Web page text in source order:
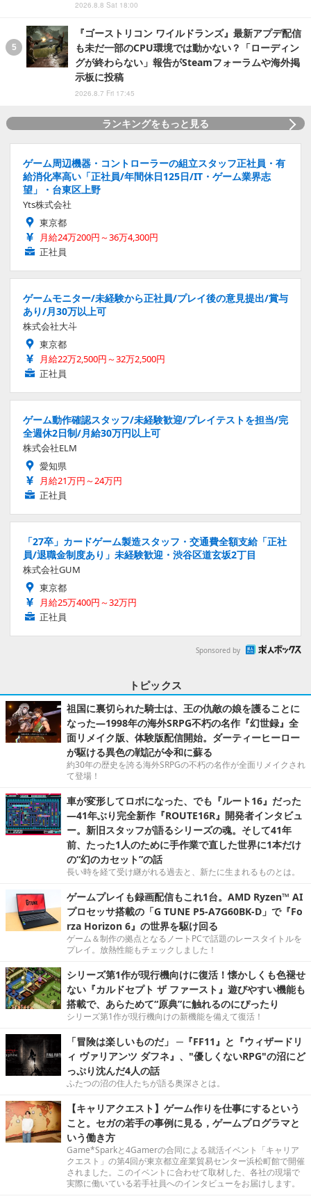
2026.8.8 Sat 18:00
『ゴーストリコン ワイルドランズ』最新アプデ配信
も未だ一部のCPU環境では動かない？「ローディン
グが終わらない」報告がSteamフォーラムや海外掲
示板に投稿
2026.8.7 Fri 17:45
ランキングをもっと見る
ゲーム周辺機器・コントローラーの組立スタッフ正社員・有
給消化率高い「正社員/年間休日125日/IT・ゲーム業界志
望」・台東区上野
Yts株式会社
東京都
月給24万200円～36万4,300円
正社員
ゲームモニター/未経験から正社員/プレイ後の意見提出/賞与
あり/月30万以上可
株式会社大斗
東京都
月給22万2,500円～32万2,500円
正社員
ゲーム動作確認スタッフ/未経験歓迎/プレイテストを担当/完
全週休2日制/月給30万円以上可
株式会社ELM
愛知県
月給21万円～24万円
正社員
「27卒」カードゲーム製造スタッフ・交通費全額支給「正社
員/退職金制度あり」未経験歓迎・渋谷区道玄坂2丁目
株式会社GUM
東京都
月給25万400円～32万円
正社員
Sponsored by
トピックス
祖国に裏切られた騎士は、王の仇敵の娘を護ることに
なった―1998年の海外SRPG不朽の名作『幻世録』全
面リメイク版、体験版配信開始。ダーティーヒーロー
が駆ける異色の戦記が令和に蘇る
約30年の歴史を誇る海外SRPGの不朽の名作が全面リメイクされ
て登場！
車が変形してロボになった、でも『ルート16』だった
―41年ぶり完全新作『ROUTE16R』開発者インタビュ
ー。新旧スタッフが語るシリーズの魂。そして41年
前、たった1人のために手作業で直した世界に1本だけ
の“幻のカセット”の話
長い時を経て受け継がれる過去と、新たに生まれるものとは。
ゲームプレイも録画配信もこれ1台。AMD Ryzen™ AI
プロセッサ搭載の「G TUNE P5-A7G60BK-D」で『Fo
rza Horizon 6』の世界を駆け回る
ゲーム＆制作の拠点となるノートPCで話題のレースタイトルを
プレイ。放熱性能もチェックしました！
シリーズ第1作が現行機向けに復活！懐かしくも色褪せ
ない『カルドセプト ザ ファースト』遊びやすい機能も
搭載で、あらためて“原典”に触れるのにぴったり
シリーズ第1作が現行機向けの新機能を備えて復活！
「冒険は楽しいものだ」 ─『FF11』と『ウィザードリ
ィ ヴァリアンツ ダフネ』、"優しくないRPG"の沼にど
っぷり沈んだ4人の話
ふたつの沼の住人たちが語る奥深さとは。
【キャリアクエスト】ゲーム作りを仕事にするという
こと。セガの若手の事例に見る，ゲームプログラマと
いう働き方
Game*Sparkと4Gamerの合同による就活イベント「キャリア
クエスト」の第4回が東京都立産業貿易センター浜松町館で開催
されました。このイベントに合わせて取材した、各社の現場で
実際に働いている若手社員へのインタビューをお届けします。